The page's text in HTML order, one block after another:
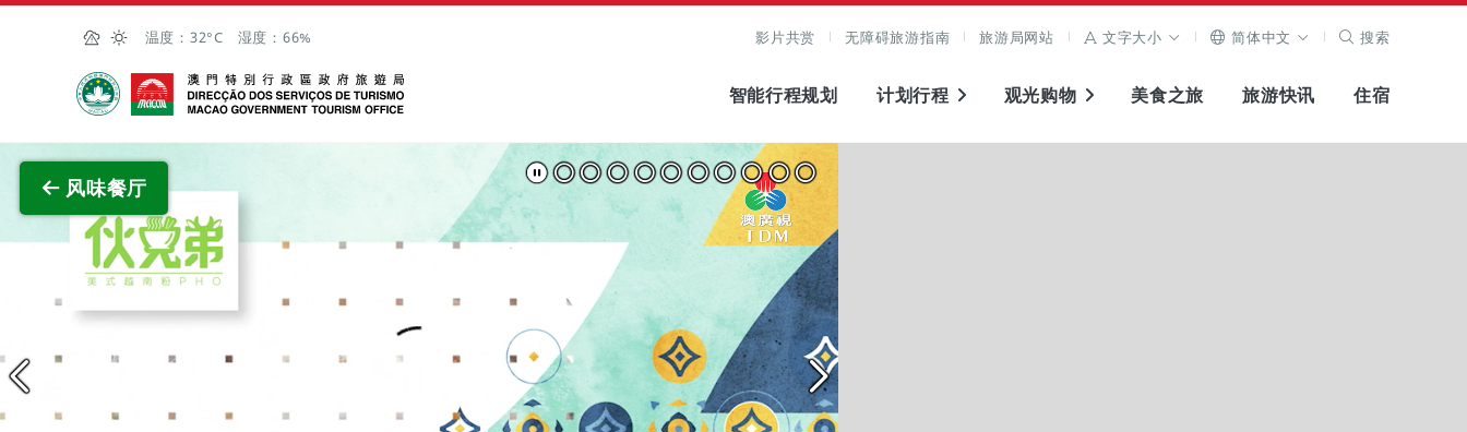
跳至主内容
温度： 32°C 湿度： 66% 影片共赏 无障碍旅游指南 旅游局网站 文字大小 简体中文 搜索
澳门特别行政区政府旅游局
智能行程规划 计划行程 观光购物 美食之旅 旅游快讯 住宿
风味餐厅